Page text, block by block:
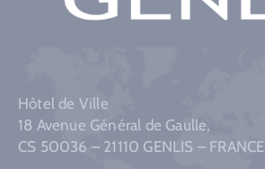
Hôtel de Ville
18 Avenue Général de Gaulle,
CS 50036 – 21110 GENLIS – FRANCE